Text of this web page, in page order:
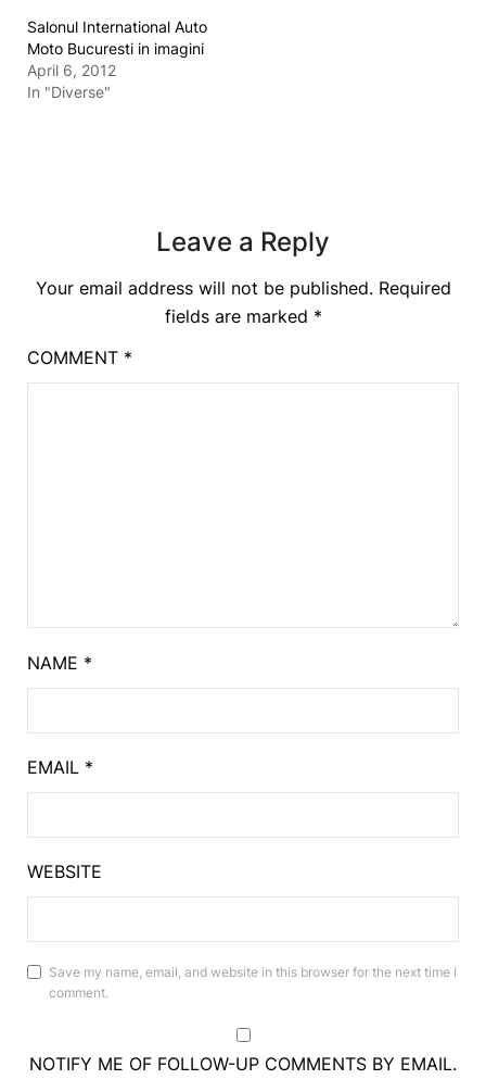
Salonul International Auto
Moto Bucuresti in imagini
April 6, 2012
In "Diverse"
Leave a Reply
Your email address will not be published. Required
fields are marked *
COMMENT *
NAME *
EMAIL *
WEBSITE
Save my name, email, and website in this browser for the next time I
comment.
NOTIFY ME OF FOLLOW-UP COMMENTS BY EMAIL.